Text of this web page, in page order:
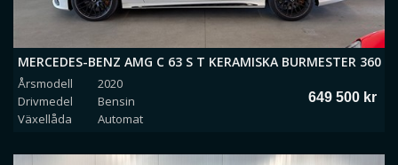
MERCEDES-BENZ AMG C 63 S T KERAMISKA BURMESTER 360
DRAG SKALSTOLAR PANO
Årsmodell
2020
Drivmedel
Bensin
Växellåda
Automat
649 500 kr